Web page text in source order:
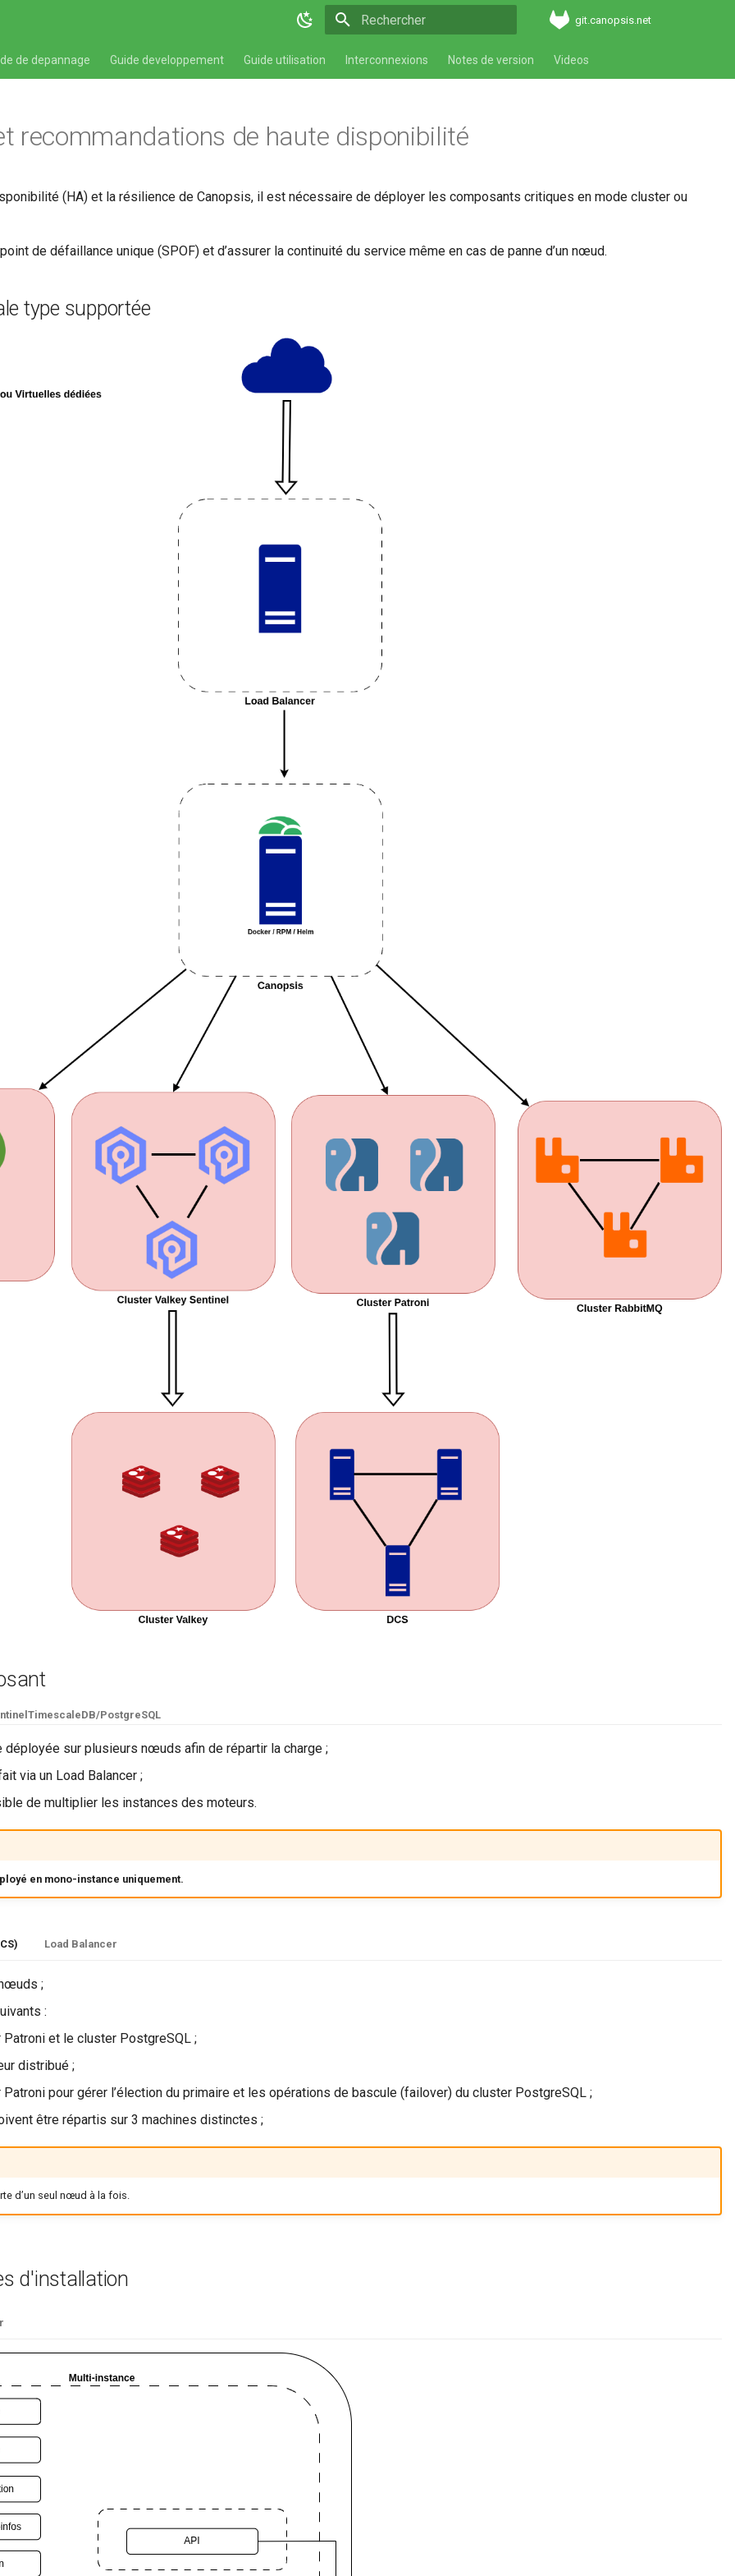
git.canopsis.net
de depannage Guide developpement Guide utilisation Interconnexions Notes de version Videos
recommandations de haute disponibilité
(HA) et la résilience de Canopsis, il est nécessaire de déployer les composants critiques en mode cluster ou
de défaillance unique (SPOF) et d’assurer la continuité du service même en cas de panne d’un nœud.
type supportée
TimescaleDB/PostgreSQL
déployée sur plusieurs nœuds afin de répartir la charge ;
via un Load Balancer ;
de multiplier les instances des moteurs.
en mono-instance uniquement.
Load Balancer
;
:
Patroni et le cluster PostgreSQL ;
distribué ;
pour gérer l’élection du primaire et les opérations de bascule (failover) du cluster PostgreSQL ;
être répartis sur 3 machines distinctes ;
d’un seul nœud à la fois.
d'installation